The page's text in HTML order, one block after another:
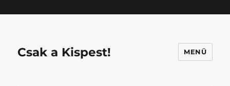
Csak a Kispest! MENÜ